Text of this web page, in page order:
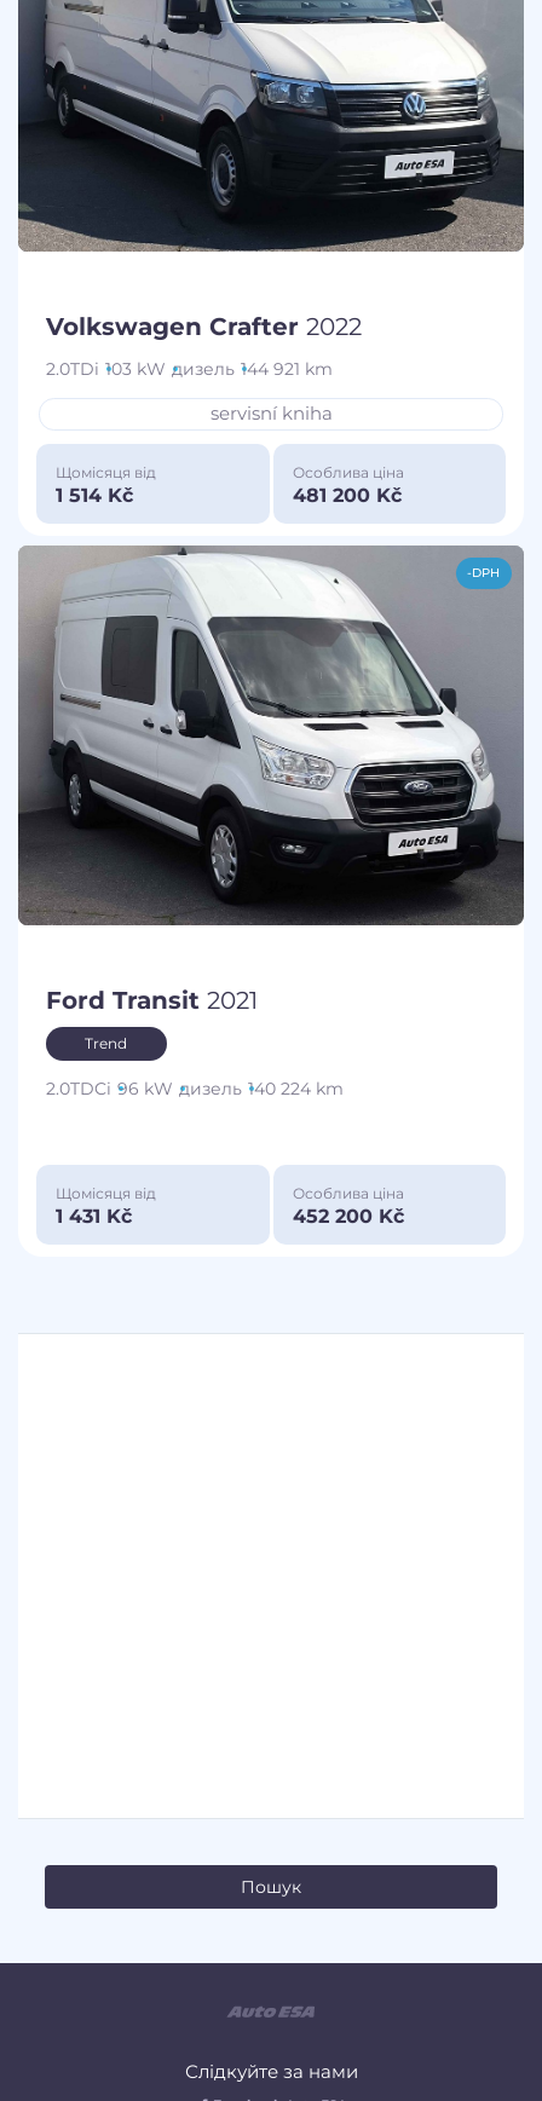
Volkswagen Crafter 2022
2.0TDi 103 kW дизель 144 921 km
servisní kniha
Щомісяця від
1 514 Kč
Особлива ціна
481 200 Kč
-DPH
Ford Transit 2021
Trend
2.0TDCi 96 kW дизель 140 224 km
Щомісяця від
1 431 Kč
Особлива ціна
452 200 Kč
Слідкуйте за нами